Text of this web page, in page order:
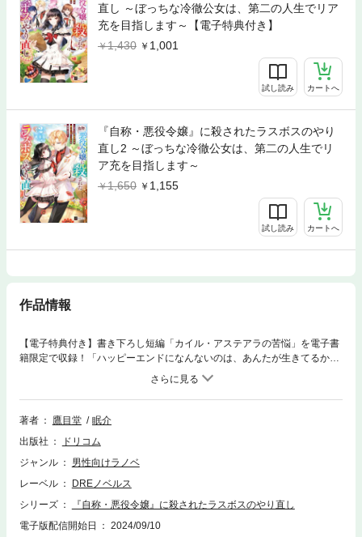
直し ～ぼっちな冷徹公女は、第二の人生でリア
充を目指します～【電子特典付き】
1,430
1,001
試し読み カートへ
『自称・悪役令嬢』に殺されたラスボスのやり
直し2 ～ぼっちな冷徹公女は、第二の人生でリ
ア充を目指します～
1,650
1,155
試し読み カートへ
作品情報
【電子特典付き】書き下ろし短編「カイル・アステアラの苦悩」を電子書
籍限定で収録！「ハッピーエンドになんないのは、あんたが生きてるから
じゃないの!?」 人を寄せ付けず『冷徹公女』と噂されるミリィは、『悪
役令嬢』を自称するアンジェリーナに訳も分からず殺されてしまう。しか
し目が覚めると、彼女は殺されるより３年前の世界にいた。 復讐を誓う
ミリィだが、１人ではまた殺されてしまうだけ……。協力してくれる友達
ころが、ずっと独りぼっちだったミリィの考えはことごとく空回り、やが
て周囲を巻き込んだ騒動になってしまい――!? 復讐から始まるやり直し
著者 鷹目堂
眠介
出版社
ドリコム
ジャンル
男性向けラノベ
レーベル
DREノベルス
シリーズ
『自称・悪役令嬢』に殺されたラスボスのやり直し
電子版配信開始日
2024/09/10